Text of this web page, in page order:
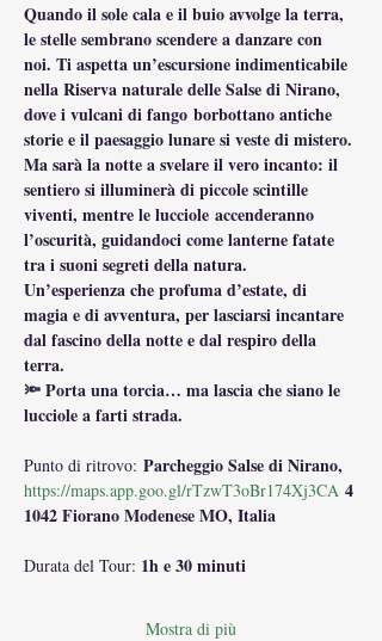
Quando il sole cala e il buio avvolge la terra,
le stelle sembrano scendere a danzare con
noi. Ti aspetta un’escursione indimenticabile
nella Riserva naturale delle Salse di Nirano,
dove i vulcani di fango borbottano antiche
storie e il paesaggio lunare si veste di mistero.
Ma sarà la notte a svelare il vero incanto: il
sentiero si illuminerà di piccole scintille
viventi, mentre le lucciole accenderanno
l’oscurità, guidandoci come lanterne fatate
tra i suoni segreti della natura.
Un’esperienza che profuma d’estate, di
magia e di avventura, per lasciarsi incantare
dal fascino della notte e dal respiro della
terra.
🔦 Porta una torcia… ma lascia che siano le
lucciole a farti strada.
Punto di ritrovo: Parcheggio Salse di Nirano,
https://maps.app.goo.gl/rTzwT3oBr174Xj3CA 4
1042 Fiorano Modenese MO, Italia
Durata del Tour: 1h e 30 minuti
Mostra di più